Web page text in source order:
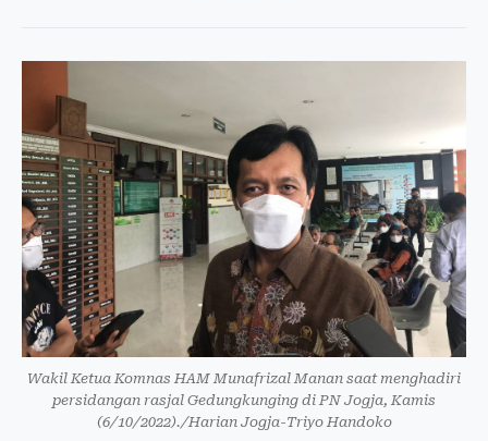
Wakil Ketua Komnas HAM Munafrizal Manan saat menghadiri
persidangan rasjal Gedungkunging di PN Jogja, Kamis
(6/10/2022)./Harian Jogja-Triyo Handoko